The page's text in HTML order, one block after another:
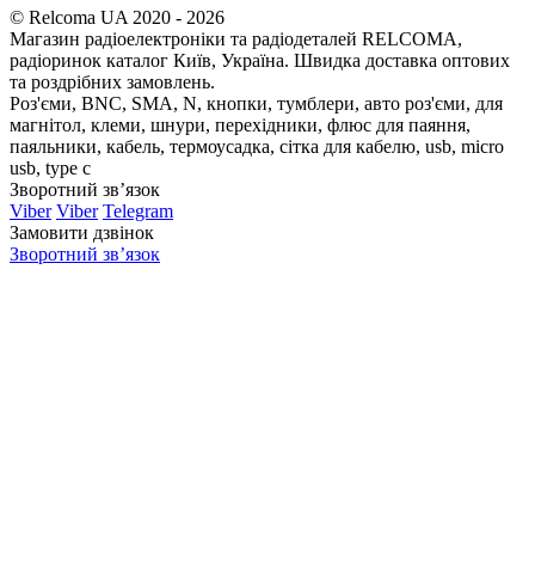
© Relcoma UA 2020 - 2026
Магазин радіоелектроніки та радіодеталей RELCOMA,
радіоринок каталог Київ, Україна. Швидка доставка оптових
та роздрібних замовлень.
Роз'єми, BNC, SMA, N, кнопки, тумблери, авто роз'єми, для
магнітол, клеми, шнури, перехідники, флюс для паяння,
паяльники, кабель, термоусадка, сітка для кабелю, usb, micro
usb, type c
Зворотний зв’язок
Viber Viber Telegram
Замовити дзвінок
Зворотний зв’язок